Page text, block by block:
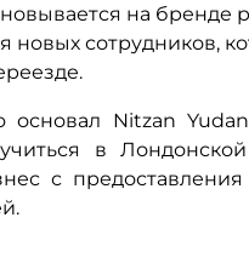
на бренде
сотрудников,
основал Nitzan
в
с